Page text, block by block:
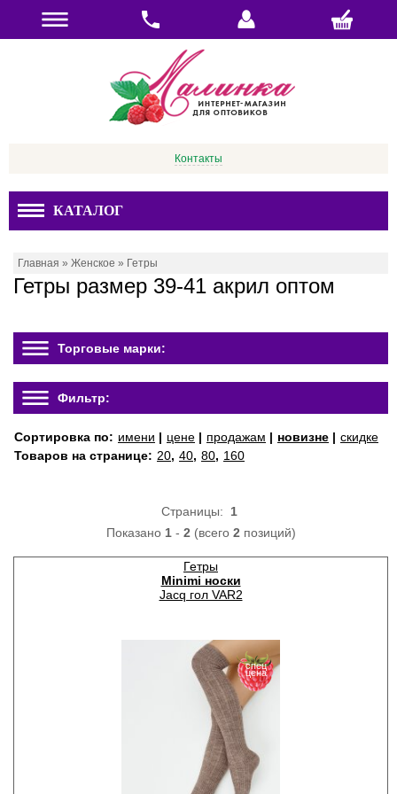
Контакты
КАТАЛОГ
Главная » Женское » Гетры
Гетры размер 39-41 акрил оптом
Торговые марки:
Фильтр:
Сортировка по: имени | цене | продажам | новизне | скидке
Товаров на странице: 20, 40, 80, 160
Страницы: 1
Показано 1- 2 (всего 2 позиций)
Гетры
Minimi носки
Jacq гол VAR2
спец
цена